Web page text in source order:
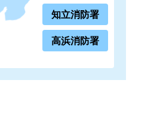
知立消防署
高浜消防署